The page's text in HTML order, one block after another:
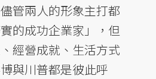
管兩人的形象主打都
的成功企業家」，但
經營成就、生活方式
與川普都是彼此呼